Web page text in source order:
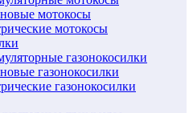
мотокосы
мотокосы
газонокосилки
газонокосилки
газонокосилки